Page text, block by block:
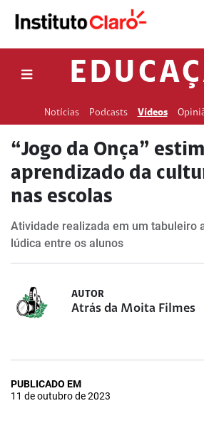
Notícias Podcasts Vídeos
“Jogo da Onça”
aprendizado da
nas escolas
Atividade realizada em um tabuleiro
lúdica entre os alunos
AUTOR
Atrás da Moita Filmes
PUBLICADO EM
11 de outubro de 2023